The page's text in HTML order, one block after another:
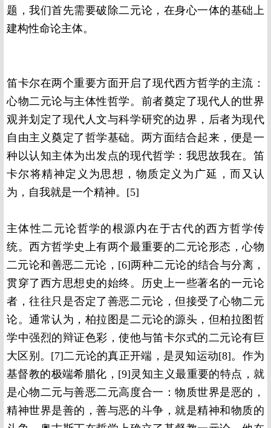
题，我们首先需要破除二元论，在身心一体的基础上
建构性命论主体。
笛卡尔在两个重要方面开启了现代西方哲学的主流：
心物二元论与主体性哲学。前者奠定了现代人的世界
观并划定了现代人文与科学研究的边界，后者为现代
自由主义奠定了哲学基础。两方面结合起来，便是一
种以认知主体为出发点的现代哲学：我思故我在。笛
卡尔将精神定义为思想，物质定义为广延，而又认
为，自我就是一个精神。[5]
主体性二元论哲学的根源内在于古代的西方哲学传
统。西方哲学史上有两个最重要的二元论形态，心物
二元论和善恶二元论，[6]两种二元论的结合与分离，
贯穿了西方思想史的始终。历史上一些著名的一元论
者，往往只是否定了善恶二元论，但接受了心物二元
论。通常认为，柏拉图是二元论的源头，但柏拉图哲
学中强烈的辩证色彩，使他与笛卡尔式的二元论有巨
大区别。[7]二元论的真正开端，是灵知运动[8]。作为
基督教的极端希腊化，[9]灵知主义最重要的特点，就
是心物二元与善恶二元高度合一：物质世界是恶的，
精神世界是善的，善与恶的斗争，就是精神和物质的